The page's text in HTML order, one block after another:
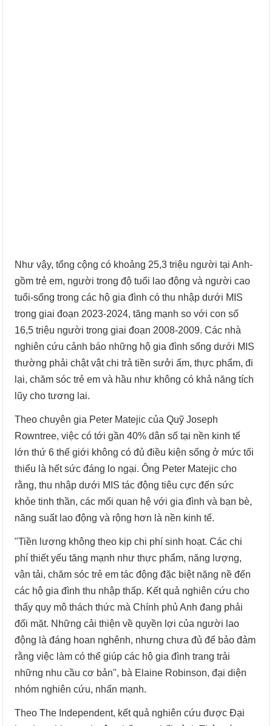
Như vậy, tổng cộng có khoảng 25,3 triệu người tại Anh-
gồm trẻ em, người trong độ tuổi lao động và người cao
tuổi-sống trong các hộ gia đình có thu nhập dưới MIS
trong giai đoạn 2023-2024, tăng mạnh so với con số
16,5 triệu người trong giai đoạn 2008-2009. Các nhà
nghiên cứu cảnh báo những hộ gia đình sống dưới MIS
thường phải chật vật chi trả tiền sưởi ấm, thực phẩm, đi
lại, chăm sóc trẻ em và hầu như không có khả năng tích
lũy cho tương lai.
Theo chuyên gia Peter Matejic của Quỹ Joseph
Rowntree, việc có tới gần 40% dân số tại nền kinh tế
lớn thứ 6 thế giới không có đủ điều kiện sống ở mức tối
thiểu là hết sức đáng lo ngại. Ông Peter Matejic cho
rằng, thu nhập dưới MIS tác động tiêu cực đến sức
khỏe tinh thần, các mối quan hệ với gia đình và bạn bè,
năng suất lao động và rộng hơn là nền kinh tế.
"Tiền lương không theo kịp chi phí sinh hoạt. Các chi
phí thiết yếu tăng mạnh như thực phẩm, năng lượng,
vận tải, chăm sóc trẻ em tác động đặc biệt nặng nề đến
các hộ gia đình thu nhập thấp. Kết quả nghiên cứu cho
thấy quy mô thách thức mà Chính phủ Anh đang phải
đối mặt. Những cải thiện về quyền lợi của người lao
động là đáng hoan nghênh, nhưng chưa đủ để bảo đảm
rằng việc làm có thể giúp các hộ gia đình trang trải
những nhu cầu cơ bản", bà Elaine Robinson, đại diện
nhóm nghiên cứu, nhấn mạnh.
Theo The Independent, kết quả nghiên cứu được Đại